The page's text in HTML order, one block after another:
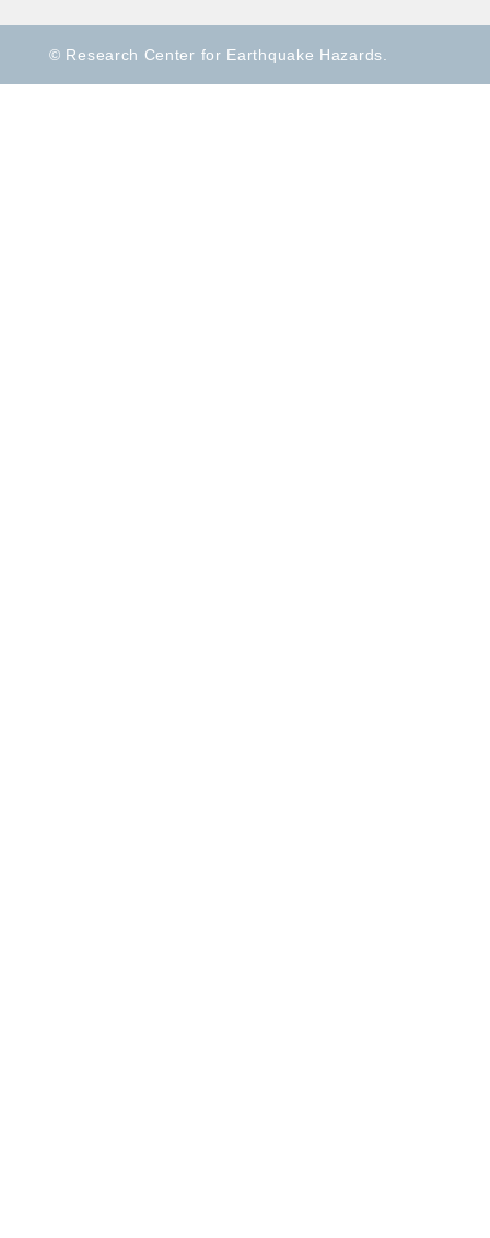
© Research Center for Earthquake Hazards.